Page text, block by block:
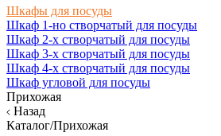
Шкафы для посуды
Шкаф 1-но створчатый для посуды
Шкаф 2-х створчатый для посуды
Шкаф 3-х створчатый для посуды
Шкаф 4-х створчатый для посуды
Шкаф угловой для посуды
Прихожая
Назад
Каталог/Прихожая